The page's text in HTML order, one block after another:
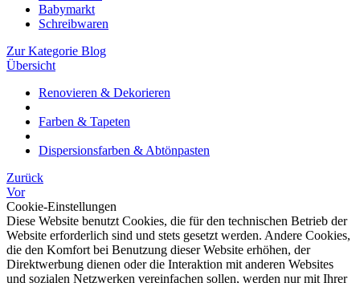
Babymarkt
Schreibwaren
Zur Kategorie Blog
Übersicht
Renovieren & Dekorieren
Farben & Tapeten
Dispersionsfarben & Abtönpasten
Zurück
Vor
Cookie-Einstellungen
Diese Website benutzt Cookies, die für den technischen Betrieb der
Website erforderlich sind und stets gesetzt werden. Andere Cookies,
die den Komfort bei Benutzung dieser Website erhöhen, der
Direktwerbung dienen oder die Interaktion mit anderen Websites
und sozialen Netzwerken vereinfachen sollen, werden nur mit Ihrer